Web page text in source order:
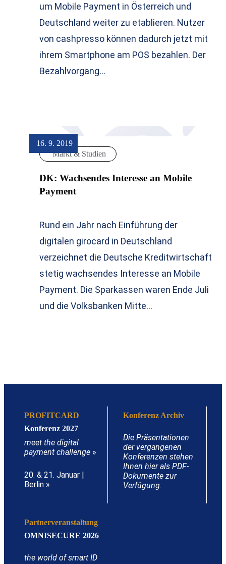
um Mobile Payment in Österreich und
Deutschland weiter zu etablieren. Nutzer
von cashpresso können dadurch jetzt mit
ihrem Smartphone am POS bezahlen. Der
Bezahlvorgang…
16. 9. 2019
Markt & Studien
DK: Wachsendes Interesse an Mobile
Payment
Rund ein Jahr nach Einführung der
digitalen girocard in Deutschland
verzeichnet die Deutsche Kreditwirtschaft
stetig wachsendes Interesse an Mobile
Payment. Die Sparkassen waren Ende Juli
und die Volksbanken Mitte…
PROFITCARD
Konferenz 2027
meet the digital
payment challenge »
20. & 21. Januar |
Berlin »
Konferenz Archiv
Die Präsentationen
der vergangenen
Konferenzen stehen
Ihnen hier als PDF-
Dokumente zur
Verfügung.
Partnerveranstaltung
OMNISECURE 2026
the world of smart ID